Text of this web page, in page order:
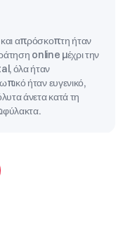
απρόσκοπτη ήταν
online μέχρι την
όλα ήταν
ήταν ευγενικό,
άνετα κατά τη